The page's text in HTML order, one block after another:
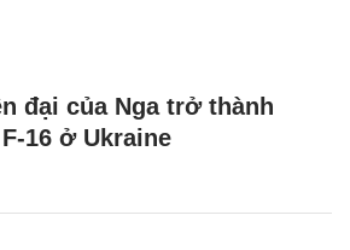
đại của Nga trở thành
F-16 ở Ukraine